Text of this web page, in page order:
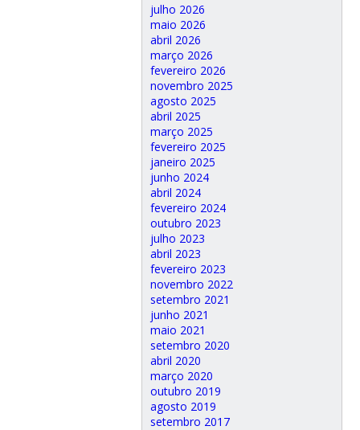
julho 2026
maio 2026
abril 2026
março 2026
fevereiro 2026
novembro 2025
agosto 2025
abril 2025
março 2025
fevereiro 2025
janeiro 2025
junho 2024
abril 2024
fevereiro 2024
outubro 2023
julho 2023
abril 2023
fevereiro 2023
novembro 2022
setembro 2021
junho 2021
maio 2021
setembro 2020
abril 2020
março 2020
outubro 2019
agosto 2019
setembro 2017